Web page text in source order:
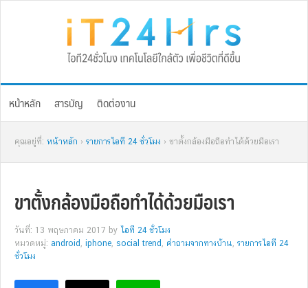
หน้าหลัก สารบัญ ติดต่องาน
คุณอยู่ที่: หน้าหลัก › รายการไอที 24 ชั่วโมง › ขาตั้งกล้องมือถือทำได้ด้วยมือเรา
ขาตั้งกล้องมือถือทำได้ด้วยมือเรา
วันที่: 13 พฤษภาคม 2017 by ไอที 24 ชั่วโมง
หมวดหมู่: android , iphone, social trend , คำถามจากทางบ้าน, รายการไอที 24
ชั่วโมง